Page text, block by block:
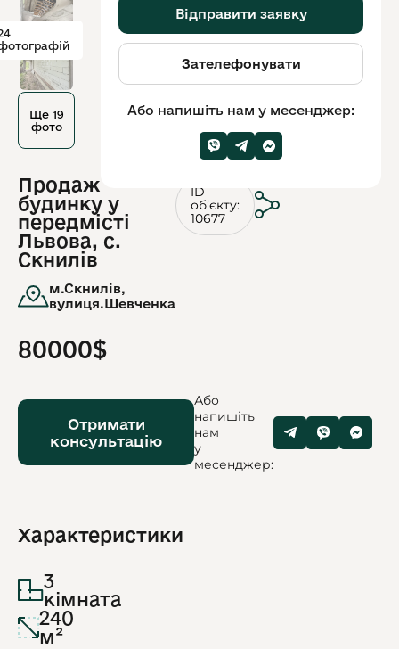
Ще 19
фото
Продаж
будинку у
передмісті
Львова, с.
Скнилів
м.Скнилів,
вулиця.Шевченка
ID
обʼєкту:
10677
80000$
Отримати
консультацію
Або
напишіть
нам
у
месенджер:
Характеристики
3
кімната
240
м²
Відправити заявку
Зателефонувати
Або напишіть нам у месенджер: